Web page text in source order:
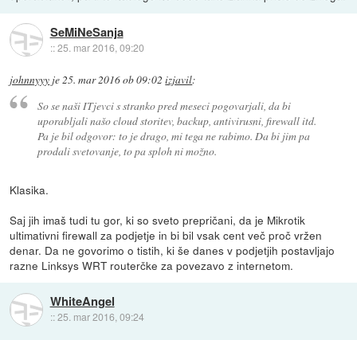
SeMiNeSanja
::25. mar 2016, 09:20
johnnyyy je 25. mar 2016 ob 09:02 izjavil:
So se naši ITjevci s stranko pred meseci pogovarjali, da bi
uporabljali našo cloud storitev, backup, antivirusni, firewall itd.
Pa je bil odgovor: to je drago, mi tega ne rabimo. Da bi jim pa
prodali svetovanje, to pa sploh ni možno.
Klasika.
Saj jih imaš tudi tu gor, ki so sveto prepričani, da je Mikrotik
ultimativni firewall za podjetje in bi bil vsak cent več proč vržen
denar. Da ne govorimo o tistih, ki še danes v podjetjih postavljajo
razne Linksys WRT routerčke za povezavo z internetom.
WhiteAngel
::25. mar 2016, 09:24